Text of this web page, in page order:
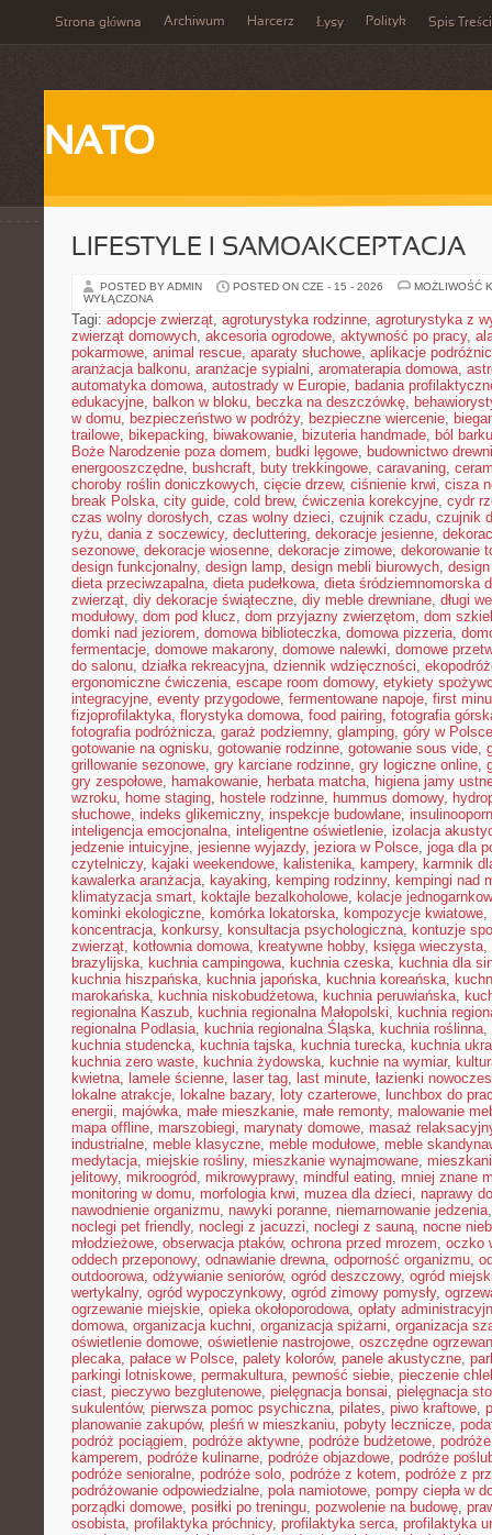
Strona główna Archiwum Harcerz Łysy Polityk Spis Treści
NATO
LIFESTYLE I SAMOAKCEPTACJA
POSTED BY ADMIN POSTED ON CZE - 15 - 2026
MOŻLIWOŚĆ
WYŁĄCZONA
Tagi: adopcje zwierząt, agroturystyka rodzinne, agroturystyka z
zwierząt domowych, akcesoria ogrodowe, aktywność po pracy,
pokarmowe, animal rescue, aparaty słuchowe, aplikacje
aranżacja balkonu, aranżacje sypialni, aromaterapia domowa,
automatyka domowa, autostrady w Europie, badania
edukacyjne, balkon w bloku, beczka na deszczówkę,
w domu, bezpieczeństwo w podróży, bezpieczne wiercenie,
trailowe, bikepacking, biwakowanie, bizuteria handmade, ból barku
Boże Narodzenie poza domem, budki lęgowe, budownictwo
energooszczędne, bushcraft, buty trekkingowe, caravaning,
choroby roślin doniczkowych, cięcie drzew, ciśnienie krwi, cisza
break Polska, city guide, cold brew, ćwiczenia korekcyjne, cydr
czas wolny dorosłych, czas wolny dzieci, czujnik czadu, czujnik
ryżu, dania z soczewicy, decluttering, dekoracje jesienne,
sezonowe, dekoracje wiosenne, dekoracje zimowe, dekorowanie
design funkcjonalny, design lamp, design mebli biurowych,
dieta przeciwzapalna, dieta pudełkowa, dieta śródziemnomorska
zwierząt, diy dekoracje świąteczne, diy meble drewniane, długi
modułowy, dom pod klucz, dom przyjazny zwierzętom, dom
domki nad jeziorem, domowa biblioteczka, domowa pizzeria,
fermentacje, domowe makarony, domowe nalewki, domowe
do salonu, działka rekreacyjna, dziennik wdzięczności,
ergonomiczne ćwiczenia, escape room domowy, etykiety
integracyjne, eventy przygodowe, fermentowane napoje, first
fizjoprofilaktyka, florystyka domowa, food pairing, fotografia
fotografia podróżnicza, garaż podziemny, glamping, góry w Polsce
gotowanie na ognisku, gotowanie rodzinne, gotowanie sous vide,
grillowanie sezonowe, gry karciane rodzinne, gry logiczne online,
gry zespołowe, hamakowanie, herbata matcha, higiena jamy
wzroku, home staging, hostele rodzinne, hummus domowy,
słuchowe, indeks glikemiczny, inspekcje budowlane,
inteligencja emocjonalna, inteligentne oświetlenie, izolacja
jedzenie intuicyjne, jesienne wyjazdy, jeziora w Polsce, joga dla
czytelniczy, kajaki weekendowe, kalistenika, kampery, karmnik
kawalerka aranżacja, kayaking, kemping rodzinny, kempingi nad
klimatyzacja smart, koktajle bezalkoholowe, kolacje
kominki ekologiczne, komórka lokatorska, kompozycje kwiatowe,
koncentracja, konkursy, konsultacja psychologiczna, kontuzje
zwierząt, kotłownia domowa, kreatywne hobby, księga wieczysta,
brazylijska, kuchnia campingowa, kuchnia czeska, kuchnia dla
kuchnia hiszpańska, kuchnia japońska, kuchnia koreańska,
marokańska, kuchnia niskobudżetowa, kuchnia peruwiańska,
regionalna Kaszub, kuchnia regionalna Małopolski, kuchnia
regionalna Podlasia, kuchnia regionalna Śląska, kuchnia roślinna,
kuchnia studencka, kuchnia tajska, kuchnia turecka, kuchnia
kuchnia zero waste, kuchnia żydowska, kuchnie na wymiar,
kwietna, lamele ścienne, laser tag, last minute, łazienki
lokalne atrakcje, lokalne bazary, loty czarterowe, lunchbox do
energii, majówka, małe mieszkanie, małe remonty, malowanie
mapa offline, marszobiegi, marynaty domowe, masaż
industrialne, meble klasyczne, meble modułowe, meble
medytacja, miejskie rośliny, mieszkanie wynajmowane,
jelitowy, mikroogród, mikrowyprawy, mindful eating, mniej znane
monitoring w domu, morfologia krwi, muzea dla dzieci, naprawy
nawodnienie organizmu, nawyki poranne, niemarnowanie jedzenia
noclegi pet friendly, noclegi z jacuzzi, noclegi z sauną, nocne
młodzieżowe, obserwacja ptaków, ochrona przed mrozem, oczko
oddech przeponowy, odnawianie drewna, odporność organizmu,
outdoorowa, odżywianie seniorów, ogród deszczowy, ogród
wertykalny, ogród wypoczynkowy, ogród zimowy pomysły,
ogrzewanie miejskie, opieka okołoporodowa, opłaty
domowa, organizacja kuchni, organizacja spiżarni, organizacja
oświetlenie domowe, oświetlenie nastrojowe, oszczędne
plecaka, pałace w Polsce, palety kolorów, panele akustyczne,
parkingi lotniskowe, permakultura, pewność siebie, pieczenie
ciast, pieczywo bezglutenowe, pielęgnacja bonsai, pielęgnacja
sukulentów, pierwsza pomoc psychiczna, pilates, piwo kraftowe,
planowanie zakupów, pleśń w mieszkaniu, pobyty lecznicze,
podróż pociągiem, podróże aktywne, podróże budżetowe,
kamperem, podróże kulinarne, podróże objazdowe, podróże
podróże senioralne, podróże solo, podróże z kotem, podróże z
podróżowanie odpowiedzialne, pola namiotowe, pompy ciepła w
porządki domowe, posiłki po treningu, pozwolenie na budowę,
osobista, profilaktyka próchnicy, profilaktyka serca, profilaktyka